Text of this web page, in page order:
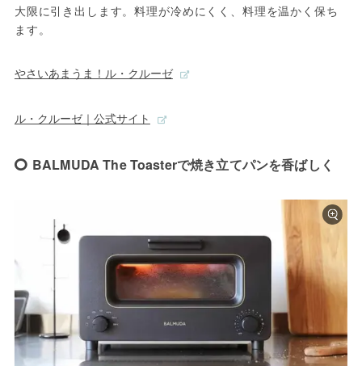
大限に引き出します。料理が冷めにくく、料理を温かく保ち
ます。
やさいあまうま！ル・クルーゼ
ル・クルーゼ｜公式サイト
BALMUDA The Toaster‎で焼き立てパンを香ばしく